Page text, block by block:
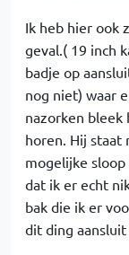
Ik heb hier ook
geval.( 19 inch
badje op
nog niet) waar
nazorken
horen. Hij staat
mogelijke
dat ik er echt
bak die ik er
dit ding aansluit